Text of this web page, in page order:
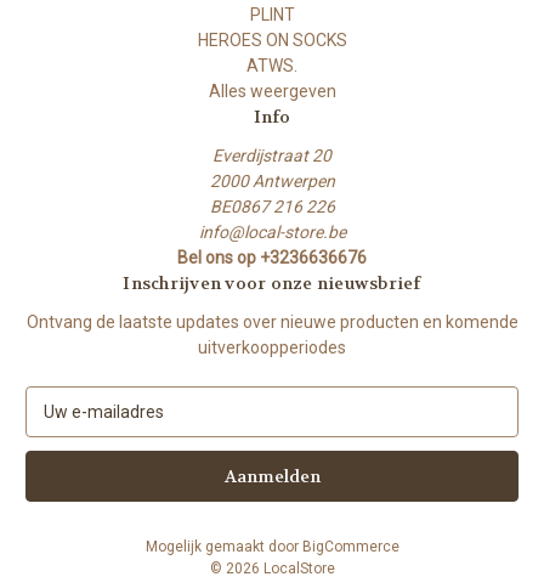
PLINT
HEROES ON SOCKS
ATWS.
Alles weergeven
Info
Everdijstraat 20
2000 Antwerpen
BE0867 216 226
info@local-store.be
Bel ons op +3236636676
Inschrijven voor onze nieuwsbrief
Ontvang de laatste updates over nieuwe producten en komende
uitverkoopperiodes
m
i
Mogelijk gemaakt door BigCommerce
© 2026 LocalStore